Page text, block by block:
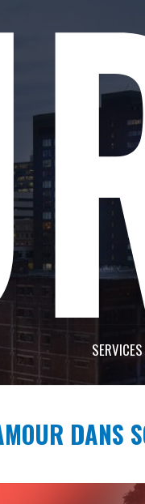
SERVICES
DANS